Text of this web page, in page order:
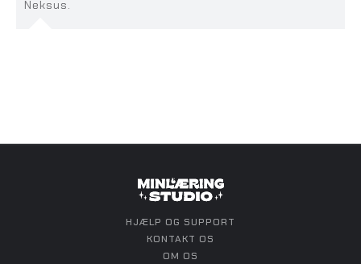
Neksus.
HJÆLP OG SUPPORT
KONTAKT OS
OM OS